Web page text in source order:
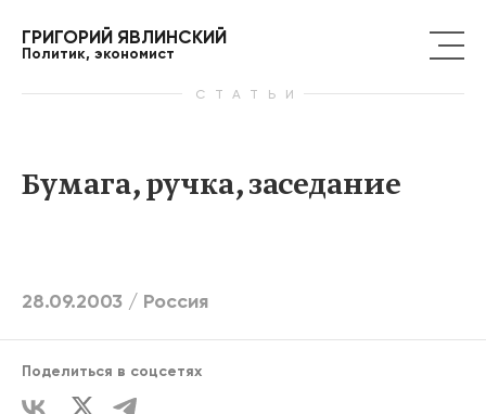
ГРИГОРИЙ ЯВЛИНСКИЙ
Политик, экономист
СТАТЬИ
Бумага, ручка, заседание
28.09.2003 / Россия
Поделиться в соцсетях